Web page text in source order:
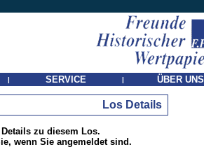
| SERVICE | ÜBER UNS
Los Details
zu diesem Los.
wenn Sie angemeldet sind.